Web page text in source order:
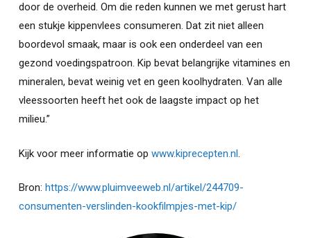
door de overheid. Om die reden kunnen we met gerust hart
een stukje kippenvlees consumeren. Dat zit niet alleen
boordevol smaak, maar is ook een onderdeel van een
gezond voedingspatroon. Kip bevat belangrijke vitamines en
mineralen, bevat weinig vet en geen koolhydraten. Van alle
vleessoorten heeft het ook de laagste impact op het
milieu.”
Kijk voor meer informatie op www.kiprecepten.nl
Bron: https://www.pluimveeweb.nl/artikel/244709-
consumenten-verslinden-kookfilmpjes-met-kip/